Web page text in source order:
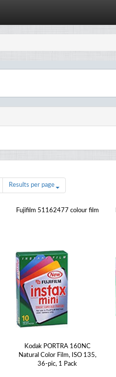
Results per page
Fujifilm 51162477 colour film
Kodak PORTRA 160NC
Natural Color Film, ISO 135,
36-pic, 1 Pack